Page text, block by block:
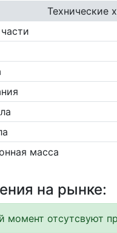
Технические
масса
на рынке:
момент отсутсвуют